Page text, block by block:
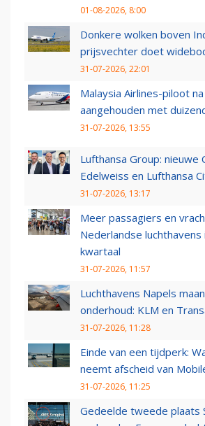
01-08-2026, 8:00
Donkere wolken boven
prijsvechter doet
31-07-2026, 22:01
Malaysia Airlines-piloot
aangehouden met
31-07-2026, 13:55
Lufthansa Group: nieuwe
Edelweiss en Lufthansa
31-07-2026, 13:17
Meer passagiers en
Nederlandse
kwartaal
31-07-2026, 11:57
Luchthavens Napels
onderhoud: KLM en
31-07-2026, 11:28
Einde van een tijdperk:
neemt afscheid van
31-07-2026, 11:25
Gedeelde tweede plaats